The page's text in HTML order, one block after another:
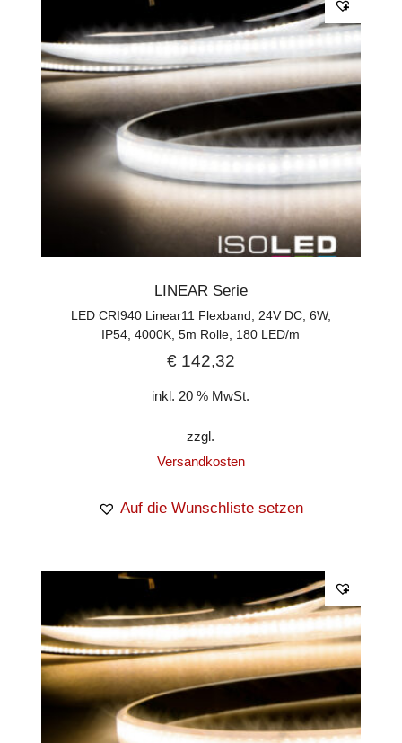
LINEAR Serie
LED CRI940 Linear11 Flexband, 24V DC, 6W,
IP54, 4000K, 5m Rolle, 180 LED/m
€142,32
inkl. 20 % MwSt.
zzgl.
Versandkosten
Auf die Wunschliste setzen